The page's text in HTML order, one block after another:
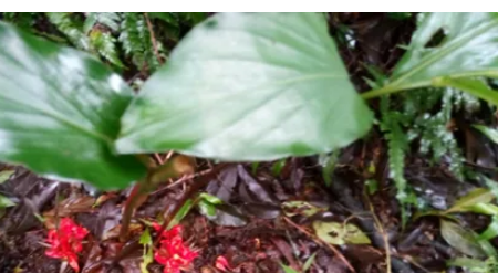
棟所屬的「棟軍」主要將領，官階為參將，主持棟字隘勇左
9至11年（1883~1885）中法戰爭期間，陳秋菊奉命招募義勇軍
邊防，並曾與法軍在基隆激戰兩個晝夜而退敵，清廷因而授與四